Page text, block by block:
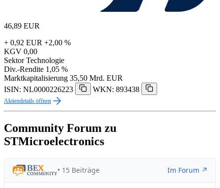
46,89 EUR
+ 0,92 EUR +2,00 %
KGV 0,00
Sektor Technologie
Div.-Rendite 1,05 %
Marktkapitalisierung 35,50 Mrd. EUR
ISIN: NL0000226223
WKN: 893438
Aktiendetails öffnen
Community Forum zu
STMicroelectronics